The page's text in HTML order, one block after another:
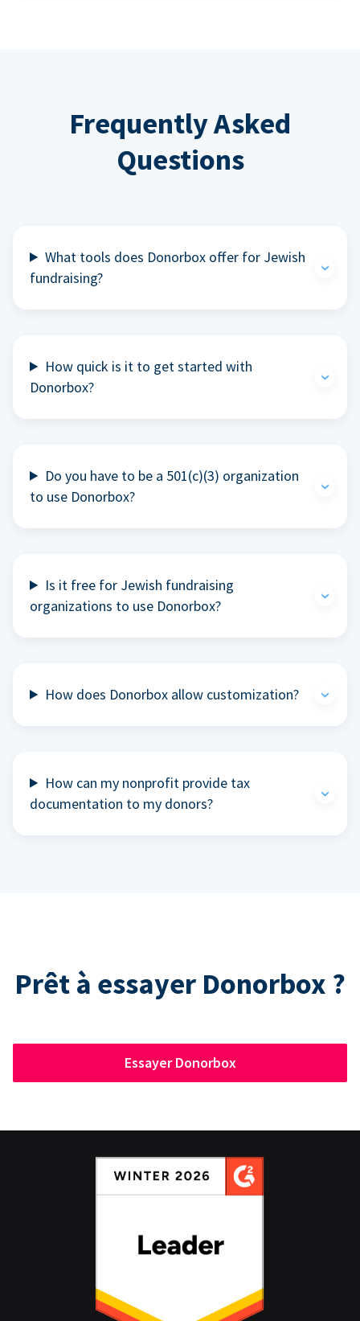
Frequently Asked
Questions
What tools does Donorbox offer for Jewish
fundraising?
How quick is it to get started with
Donorbox?
Do you have to be a 501(c)(3) organization
to use Donorbox?
Is it free for Jewish fundraising
organizations to use Donorbox?
How does Donorbox allow customization?
How can my nonprofit provide tax
documentation to my donors?
Prêt à essayer Donorbox ?
Essayer Donorbox